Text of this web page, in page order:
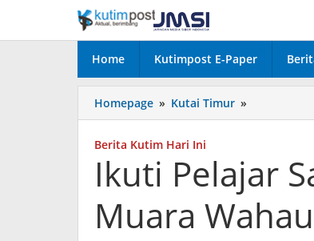
konten
Home Kutimpost E-Paper
Homepage » Kutai Timur »
Pelajar
SMKN
1
Muara
Wahau
Berita Kutim Hari Ini
Ikuti Pelajar
Muara